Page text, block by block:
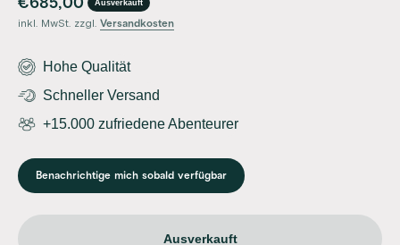
Ausverkauft
inkl. MwSt. zzgl. Versandkosten
Hohe Qualität
Schneller Versand
+15.000 zufriedene Abenteurer
Benachrichtige mich sobald verfügbar
Ausverkauft